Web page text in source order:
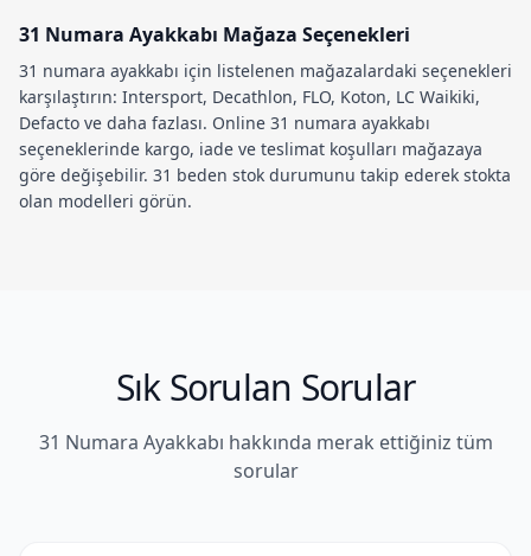
31 Numara Ayakkabı Mağaza Seçenekleri
31 numara ayakkabı için listelenen mağazalardaki seçenekleri
karşılaştırın: Intersport, Decathlon, FLO, Koton, LC Waikiki,
Defacto ve daha fazlası. Online 31 numara ayakkabı
seçeneklerinde kargo, iade ve teslimat koşulları mağazaya
göre değişebilir. 31 beden stok durumunu takip ederek stokta
olan modelleri görün.
Sık Sorulan Sorular
31 Numara Ayakkabı hakkında merak ettiğiniz tüm
sorular